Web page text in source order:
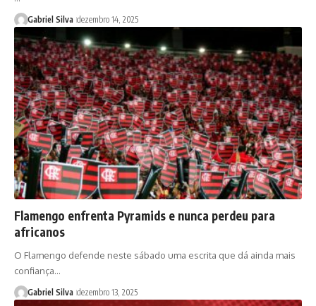
Gabriel Silva dezembro 14, 2025
Flamengo enfrenta Pyramids e nunca perdeu para
africanos
O Flamengo defende neste sábado uma escrita que dá ainda mais
confiança…
Gabriel Silva dezembro 13, 2025